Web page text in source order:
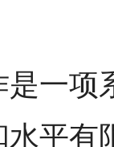
一项
水平有